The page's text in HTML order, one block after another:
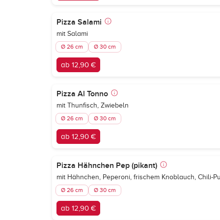
Pizza Salami
mit Salami
Ø 26 cm Ø 30 cm
ab 12,90 €
Pizza Al Tonno
mit Thunfisch, Zwiebeln
Ø 26 cm Ø 30 cm
ab 12,90 €
Pizza Hähnchen Pep (pikant)
mit Hähnchen, Peperoni, frischem Knoblauch, Chili-
Ø 26 cm Ø 30 cm
ab 12,90 €